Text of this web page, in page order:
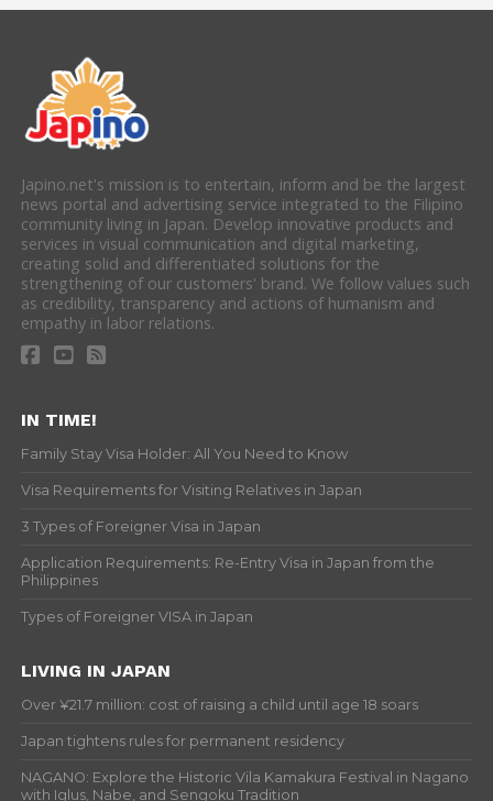
Japino.net's mission is to entertain, inform and be the largest
news portal and advertising service integrated to the Filipino
community living in Japan. Develop innovative products and
services in visual communication and digital marketing,
creating solid and differentiated solutions for the
strengthening of our customers' brand. We follow values such
as credibility, transparency and actions of humanism and
empathy in labor relations.
IN TIME!
Family Stay Visa Holder: All You Need to Know
Visa Requirements for Visiting Relatives in Japan
3 Types of Foreigner Visa in Japan
Application Requirements: Re-Entry Visa in Japan from the
Philippines
Types of Foreigner VISA in Japan
LIVING IN JAPAN
Over ¥21.7 million: cost of raising a child until age 18 soars
Japan tightens rules for permanent residency
NAGANO: Explore the Historic Vila Kamakura Festival in Nagano
with Iglus, Nabe, and Sengoku Tradition